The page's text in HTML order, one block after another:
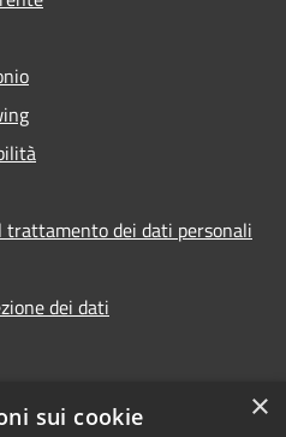
dei dati personali
dei dati
×
sui cookie